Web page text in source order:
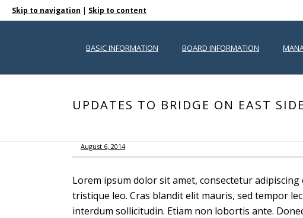
Skip to navigation | Skip to content
BASIC INFORMATION BOARD INFORMATION
UPDATES TO BRIDGE ON EAST SIDE
August 6, 2014
Lorem ipsum dolor sit amet, consectetur
tristique leo. Cras blandit elit mauris, sed tempor
interdum sollicitudin. Etiam non lobortis ante.